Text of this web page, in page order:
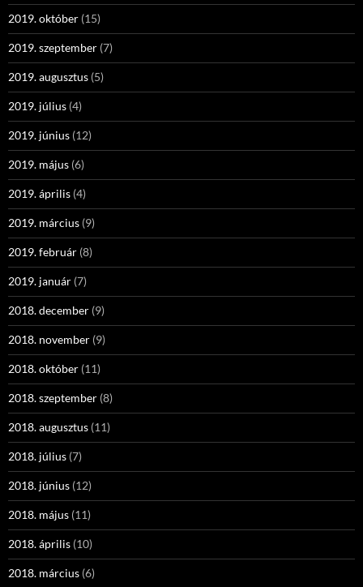
2019. október (15)
2019. szeptember (7)
2019. augusztus (5)
2019. július (4)
2019. június (12)
2019. május (6)
2019. április (4)
2019. március (9)
2019. február (8)
2019. január (7)
2018. december (9)
2018. november (9)
2018. október (11)
2018. szeptember (8)
2018. augusztus (11)
2018. július (7)
2018. június (12)
2018. május (11)
2018. április (10)
2018. március (6)